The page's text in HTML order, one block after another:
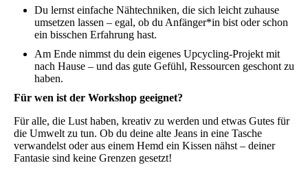
Du lernst einfache Nähtechniken, die sich leicht zuhause
umsetzen lassen – egal, ob du Anfänger*in bist oder schon
ein bisschen Erfahrung hast.
Am Ende nimmst du dein eigenes Upcycling-Projekt mit
nach Hause – und das gute Gefühl, Ressourcen geschont zu
haben.
Für wen ist der Workshop geeignet?
Für alle, die Lust haben, kreativ zu werden und etwas Gutes für
die Umwelt zu tun. Ob du deine alte Jeans in eine Tasche
verwandelst oder aus einem Hemd ein Kissen nähst – deiner
Fantasie sind keine Grenzen gesetzt!